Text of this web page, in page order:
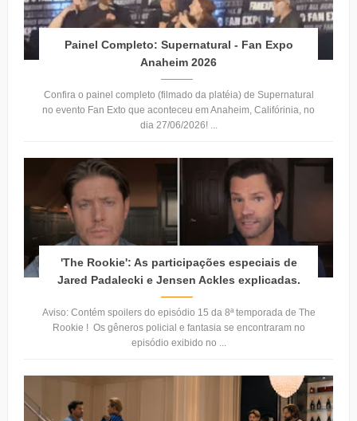
Painel Completo: Supernatural - Fan Expo
Anaheim 2026
Confira o painel completo (filmado da platéia) de Supernatural
no evento Fan Exto que aconteceu em Anaheim, Califórinia, no
dia 27/06/2026! ...
'The Rookie': As participações especiais de
Jared Padalecki e Jensen Ackles explicadas.
Aviso: Contém spoilers do episódio 15 da 8ª temporada de The
Rookie ! Os gêneros policial e fantasia se encontraram no
episódio exibido no ...